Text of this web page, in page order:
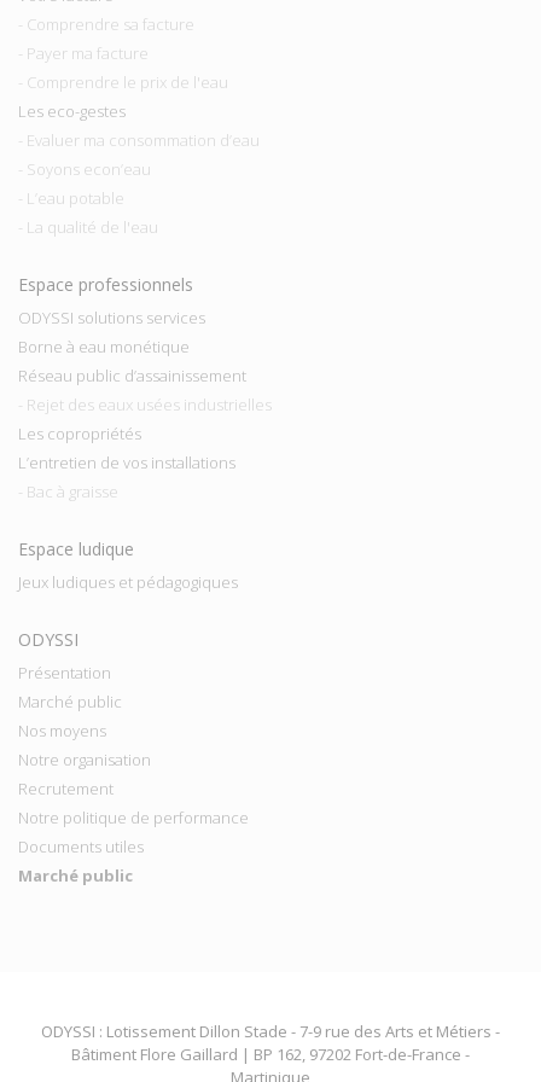
- Comprendre sa facture
- Payer ma facture
- Comprendre le prix de l'eau
Les eco-gestes
- Evaluer ma consommation d’eau
- Soyons econ’eau
- L’eau potable
- La qualité de l'eau
Espace professionnels
ODYSSI solutions services
Borne à eau monétique
Réseau public d’assainissement
- Rejet des eaux usées industrielles
Les copropriétés
L’entretien de vos installations
- Bac à graisse
Espace ludique
Jeux ludiques et pédagogiques
ODYSSI
Présentation
Marché public
Nos moyens
Notre organisation
Recrutement
Notre politique de performance
Documents utiles
Marché public
ODYSSI : Lotissement Dillon Stade - 7-9 rue des Arts et Métiers -
Bâtiment Flore Gaillard | BP 162, 97202 Fort-de-France -